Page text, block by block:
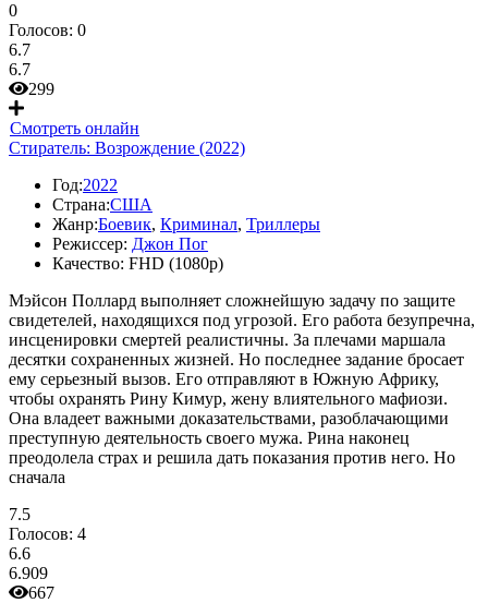
0
Голосов: 0
6.7
6.7
299
Смотреть онлайн
Стиратель: Возрождение (2022)
Год:2022
Страна:США
Жанр:Боевик, Криминал, Триллеры
Режиссер: Джон Пог
Качество: FHD (1080p)
Мэйсон Поллард выполняет сложнейшую задачу по защите
свидетелей, находящихся под угрозой. Его работа безупречна,
инсценировки смертей реалистичны. За плечами маршала
десятки сохраненных жизней. Но последнее задание бросает
ему серьезный вызов. Его отправляют в Южную Африку,
чтобы охранять Рину Кимур, жену влиятельного мафиози.
Она владеет важными доказательствами, разоблачающими
преступную деятельность своего мужа. Рина наконец
преодолела страх и решила дать показания против него. Но
сначала
7.5
Голосов: 4
6.6
6.909
667